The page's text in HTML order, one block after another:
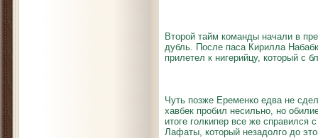
Второй тайм команды начали в
дубль. После паса Кирилла
прилетел к нигерийцу, который с
Чуть позже Еременко едва не
хавбек пробил несильно, но
итоге голкипер все же справился
Лафаты, который незадолго до